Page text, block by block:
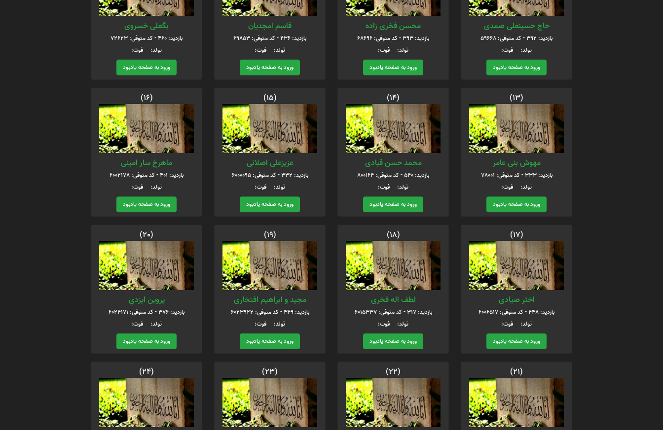
حاج حسینعلی صمدی
بازدید: 392 - کد متوفی: 59668
تولد: فوت:
ورود به صفحه یادبود
محسن فخری زاده
بازدید: 393 - کد متوفی: 68696
تولد: فوت:
ورود به صفحه یادبود
قاسم امجدیان
بازدید: 436 - کد متوفی: 69853
تولد: فوت:
ورود به صفحه یادبود
بگعلی خسروی
بازدید: 460 - کد متوفی: 72623
تولد: فوت:
ورود به صفحه یادبود
(13)
مهوش بنی عامر
بازدید: 333 - کد متوفی: 78001
تولد: فوت:
ورود به صفحه یادبود
(14)
محمد حسن قبادی
بازدید: 540 - کد متوفی: 800164
تولد: فوت:
ورود به صفحه یادبود
(15)
عزیزعلی اصلانی
بازدید: 332 - کد متوفی: 6000095
تولد: فوت:
ورود به صفحه یادبود
(16)
ماهرخ سار امینی
بازدید: 401 - کد متوفی: 6002178
تولد: فوت:
ورود به صفحه یادبود
(17)
اختر صیادی
بازدید: 448 - کد متوفی: 6006517
تولد: فوت:
ورود به صفحه یادبود
(18)
لطف اله فخری
بازدید: 317 - کد متوفی: 6015337
تولد: فوت:
ورود به صفحه یادبود
(19)
مجید و ابراهیم افتخاری
بازدید: 449 - کد متوفی: 6023922
تولد: فوت:
ورود به صفحه یادبود
(20)
پروين ايزدي
بازدید: 376 - کد متوفی: 6024171
تولد: فوت:
ورود به صفحه یادبود
(21)
(22)
(23)
(24)